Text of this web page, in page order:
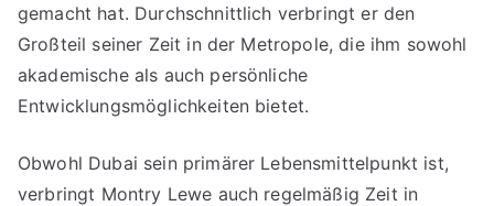
gemacht hat. Durchschnittlich verbringt er den
Großteil seiner Zeit in der Metropole, die ihm sowohl
akademische als auch persönliche
Entwicklungsmöglichkeiten bietet.
Obwohl Dubai sein primärer Lebensmittelpunkt ist,
verbringt Montry Lewe auch regelmäßig Zeit in